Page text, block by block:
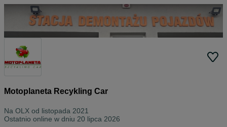
Motoplaneta Recykling Car
Na OLX od listopada 2021
Ostatnio online w dniu 20 lipca 2026